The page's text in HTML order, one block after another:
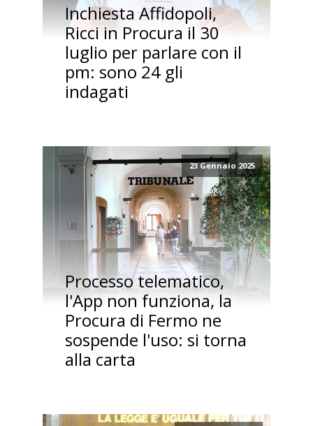
Inchiesta Affidopoli,
Ricci in Procura il 30
luglio per parlare con il
pm: sono 24 gli
indagati
23 Gennaio 2025
Processo telematico,
l'App non funziona, la
Procura di Fermo ne
sospende l'uso: si torna
alla carta